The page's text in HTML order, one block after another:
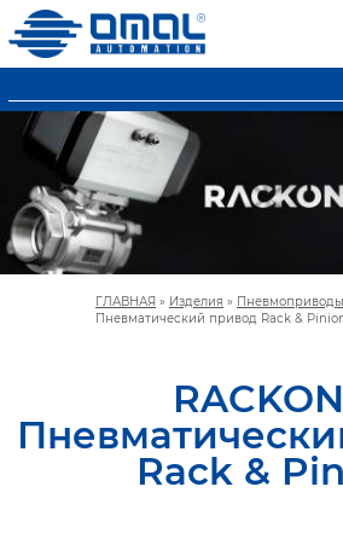
ГЛАВНАЯ » Изделия » Пневмоприводы
Пневматический привод Rack &
Rack &